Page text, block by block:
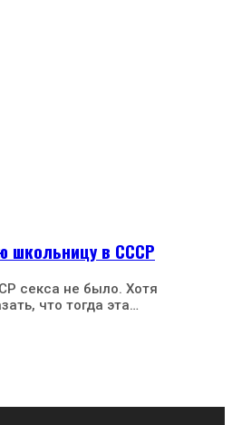
школьницу в СССР
секса не было. Хотя
что тогда эта…